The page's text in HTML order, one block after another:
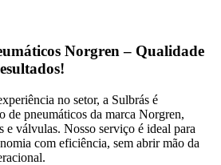
Norgren – Qualidade
no setor, a Sulbrás é
de pneumáticos da marca Norgren,
válvulas. Nosso serviço é ideal para
com eficiência, sem abrir mão da